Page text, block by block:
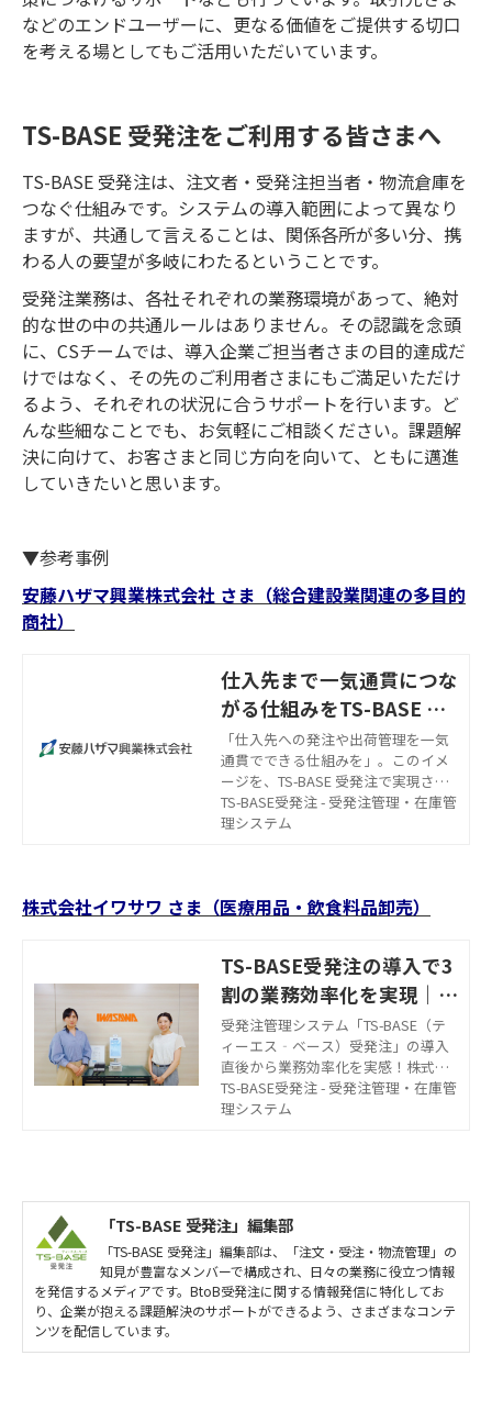
などのエンドユーザーに、更なる価値をご提供する切口
を考える場としてもご活用いただいています。
TS-BASE 受発注をご利用する皆さまへ
TS-BASE 受発注は、注文者・受発注担当者・物流倉庫を
つなぐ仕組みです。システムの導入範囲によって異なり
ますが、共通して言えることは、関係各所が多い分、携
わる人の要望が多岐にわたるということです。
受発注業務は、各社それぞれの業務環境があって、絶対
的な世の中の共通ルールはありません。その認識を念頭
に、CSチームでは、導入企業ご担当者さまの目的達成だ
けではなく、その先のご利用者さまにもご満足いただけ
るよう、それぞれの状況に合うサポートを行います。ど
んな些細なことでも、お気軽にご相談ください。課題解
決に向けて、お客さまと同じ方向を向いて、ともに邁進
していきたいと思います。
▼参考事例
安藤ハザマ興業株式会社 さま（総合建設業関連の多目的
商社）
仕入先まで一気通貫につな
がる仕組みをTS-BASE 受
発注で実現
「仕入先への発注や出荷管理を一気
通貫でできる仕組みを」。このイメ
ージを、TS-BASE 受発注で実現させ
た「安藤ハザマ興業株式会社」は、
受発注業務にシステムを導入するこ
発注の両者による共同プロジェクト
る」仕組みはどのようなものなの
か。システムの導入経緯を含め、安
藤ハザマ興業株式会社 オフィスサポ
ート事業部 受発注管理ご担当者さ
まへ話を伺った。
TS-BASE受発注 - 受発注管理・在庫管
理システム
株式会社イワサワ さま（医療用品・飲食料品卸売）
TS-BASE受発注の導入で3
割の業務効率化を実現｜導
入事例
受発注管理システム「TS-BASE（テ
ィーエス‐ベース）受発注」の導入
直後から業務効率化を実感！株式会
社イワサワ様の導入事例をご紹介い
たします。医療用ガスの提供を行う
添った導入サポートをいたします。
TS-BASE受発注 - 受発注管理・在庫管
理システム
「TS-BASE 受発注」編集部
「TS-BASE 受発注」編集部は、「注文・受注・物流管理」の
知見が豊富なメンバーで構成され、日々の業務に役立つ情報
を発信するメディアです。BtoB受発注に関する情報発信に特化してお
り、企業が抱える課題解決のサポートができるよう、さまざまなコンテ
ンツを配信しています。